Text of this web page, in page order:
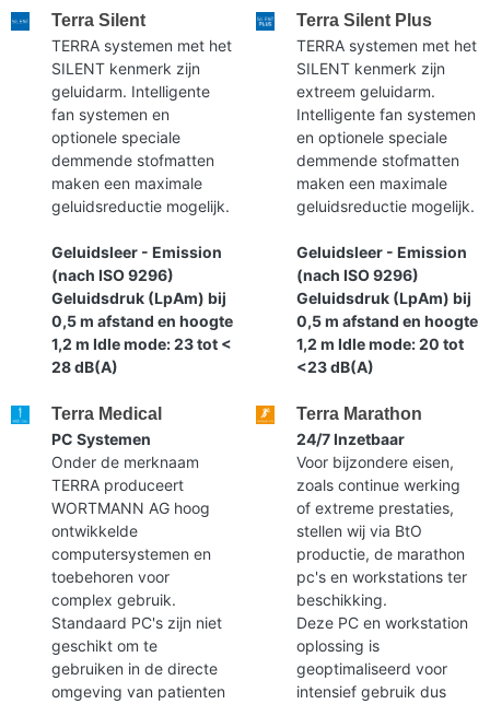
Terra Silent
TERRA systemen met het
SILENT kenmerk zijn
geluidarm. Intelligente
fan systemen en
optionele speciale
demmende stofmatten
maken een maximale
geluidsreductie mogelijk.
Geluidsleer - Emission
(nach ISO 9296)
Geluidsdruk (LpAm) bij
0,5 m afstand en hoogte
1,2 m Idle mode: 23 tot <
28 dB(A)
Terra Silent Plus
TERRA systemen met het
SILENT kenmerk zijn
extreem geluidarm.
Intelligente fan systemen
en optionele speciale
demmende stofmatten
maken een maximale
geluidsreductie mogelijk.
Geluidsleer - Emission
(nach ISO 9296)
Geluidsdruk (LpAm) bij
0,5 m afstand en hoogte
1,2 m Idle mode: 20 tot
<23 dB(A)
Terra Medical
PC Systemen
Onder de merknaam
TERRA produceert
WORTMANN AG hoog
ontwikkelde
computersystemen en
toebehoren voor
complex gebruik.
Standaard PC's zijn niet
geschikt om te
gebruiken in de directe
omgeving van patienten
Terra Marathon
24/7 Inzetbaar
Voor bijzondere eisen,
zoals continue werking
of extreme prestaties,
stellen wij via BtO
productie, de marathon
pc's en workstations ter
beschikking.
Deze PC en workstation
oplossing is
geoptimaliseerd voor
intensief gebruik dus